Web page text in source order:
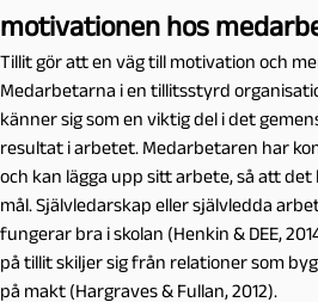
motivationen hos
Tillit gör att en väg till motivation och
Medarbetarna i en tillitsstyrd
känner sig som en viktig del i det
resultat i arbetet. Medarbetaren har
och kan lägga upp sitt arbete, så att det
mål. Självledarskap eller självledda
fungerar bra i skolan (Henkin & DEE,
på tillit skiljer sig från relationer som
på makt (Hargraves & Fullan, 2012).